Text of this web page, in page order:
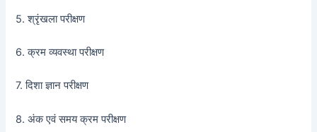
5. श्रृंखला परीक्षण
6. क्रम व्यवस्था परीक्षण
7. दिशा ज्ञान परीक्षण
8. अंक एवं समय क्रम परीक्षण